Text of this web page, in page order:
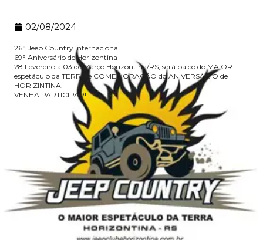
02/08/2024
26° Jeep Country Internacional
69° Aniversário de Horizontina
28 Fevereiro a 03 de Março Horizontina/RS, será palco do MAIOR
espetáculo da TERRA e COMEMORAÇÃO do ANIVERSÁRIO de
HORIZINTINA.
VENHA PARTICIPAR!